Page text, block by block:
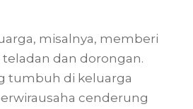
misalnya, memberi
dan dorongan.
tumbuh di keluarga
cenderung